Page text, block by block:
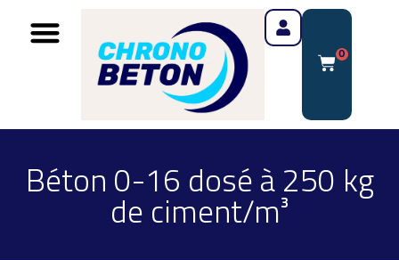
0
Béton 0-16 dosé à 250 kg
de ciment/m³